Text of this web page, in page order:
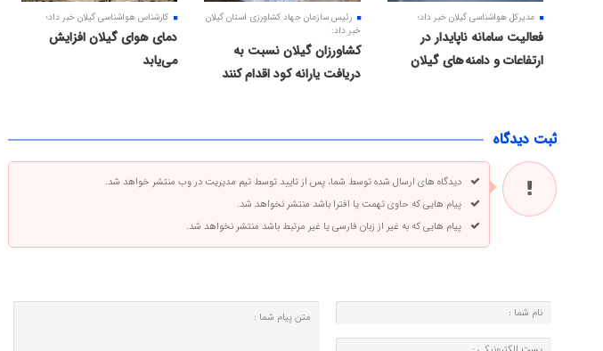
مدیرکل هواشناسی گیلان خبر داد؛
فعالیت سامانه ناپایدار در
ارتفاعات و دامنه های گیلان
رئیس سازمان جهاد کشاورزی استان گیلان
خبر داد:
کشاورزان گیلان نسبت به
دریافت یارانه کود اقدام کنند
کارشناس هواشناسی گیلان خبر داد؛
دمای هوای گیلان افزایش
می‌یابد
ثبت دیدگاه
دیدگاه های ارسال شده توسط شما، پس از تایید توسط تیم مدیریت در وب منتشر خواهد شد.
پیام هایی که حاوی تهمت یا افترا باشد منتشر نخواهد شد.
پیام هایی که به غیر از زبان فارسی یا غیر مرتبط باشد منتشر نخواهد شد.